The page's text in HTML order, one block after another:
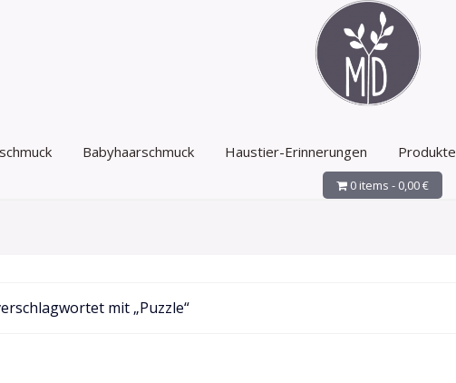
Babyhaarschmuck Haustier-Erinnerungen Produkte
0 items - 0,00€
mit „Puzzle“